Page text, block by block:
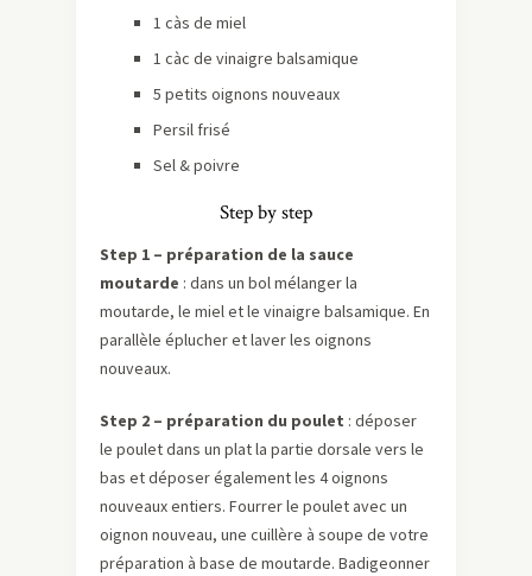
1 càs de miel
1 càc de vinaigre balsamique
5 petits oignons nouveaux
Persil frisé
Sel & poivre
Step by step
Step 1 – préparation de la sauce
moutarde : dans un bol mélanger la
moutarde, le miel et le vinaigre balsamique. En
parallèle éplucher et laver les oignons
nouveaux.
Step 2 – préparation du poulet : déposer
le poulet dans un plat la partie dorsale vers le
bas et déposer également les 4 oignons
nouveaux entiers. Fourrer le poulet avec un
oignon nouveau, une cuillère à soupe de votre
préparation à base de moutarde. Badigeonner